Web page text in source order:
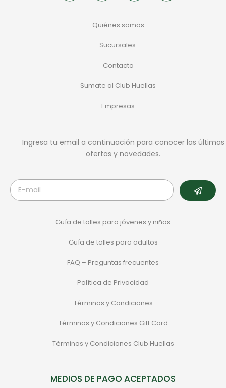
Quiénes somos
Sucursales
Contacto
Sumate al Club Huellas
Empresas
Ingresa tu email a continuación para conocer las últimas
ofertas y novedades.
Guía de talles para jóvenes y niños
Guía de talles para adultos
FAQ – Preguntas frecuentes
Política de Privacidad
Términos y Condiciones
Términos y Condiciones Gift Card
Términos y Condiciones Club Huellas
MEDIOS DE PAGO ACEPTADOS